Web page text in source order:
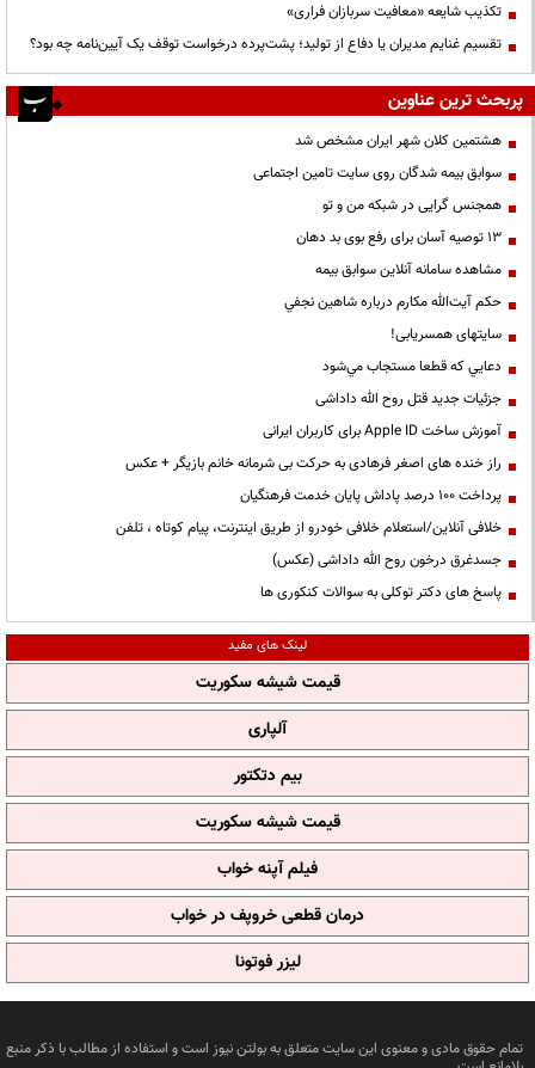
تکذیب شایعه «معافیت سربازان فراری»
تقسیم غنایم مدیران یا دفاع از تولید؛ پشت‌پرده درخواست توقف یک آیین‌نامه چه بود؟
پربحث ترین عناوین
هشتمین کلان شهر ایران مشخص شد
سوابق بیمه شدگان روی سایت تامین اجتماعی
همجنس گرایی در شبکه من و تو
13 توصیه آسان برای رفع بوی بد دهان
مشاهده سامانه آنلاين سوابق بیمه
حكم آيت‌الله مكارم درباره شاهين نجفي
سایتهای همسریابی!
دعايي كه قطعا مستجاب مي‌شود
جزئیات جدید قتل روح الله داداشی
آموزش ساخت Apple ID برای کاربران ایرانی
راز خنده های اصغر فرهادی به حرکت بی شرمانه خانم بازیگر + عکس
پرداخت ۱۰۰ درصد پاداش پایان خدمت فرهنگیان
خلافی آنلاین/استعلام خلافی خودرو از طریق اینترنت، پیام کوتاه ، تلفن
جسدغرق درخون روح الله داداشی (عکس)
پاسخ های دکتر توکلی به سوالات کنکوری ها
لینک های مفید
قیمت شیشه سکوریت
آلپاری
بیم دتکتور
قیمت شیشه سکوریت
فیلم آپنه خواب
درمان قطعی خروپف در خواب
لیزر فوتونا
تمام حقوق مادی و معنوی این سایت متعلق به بولتن نیوز است و استفاده از مطالب با ذکر منبع